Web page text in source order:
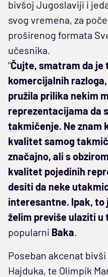
bivšoj Jugoslaviji i
svog vremena, za
proširenog formata
učesnika.
"Čujte, smatram da je
komercijalnih
pružila prilika nekim
reprezentacijama da
takmičenje. Ne znam
kvalitet samog
značajno, ali s
kvalitet pojedinih
desiti da neke
interesantne. Ipak, to
želim previše ulaziti u
popularni Baka.
Poseban akcenat
Hajduka, te Olimpik